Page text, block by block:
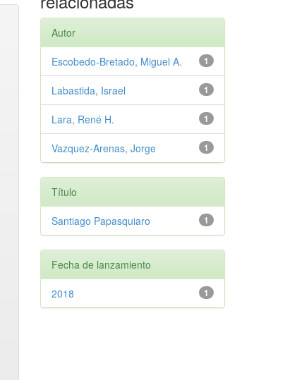
Autor
1
Escobedo-Bretado, Miguel A.
1
Labastida, Israel
1
Lara, René H.
1
Vazquez-Arenas, Jorge
Título
1
Santiago Papasquiaro
Fecha de lanzamiento
1
2018